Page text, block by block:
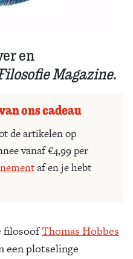
en
Magazine.
ons cadeau
de artikelen op
vanaf €4,99 per
af en je hebt
filosoofThomas Hobbes
een plotselinge